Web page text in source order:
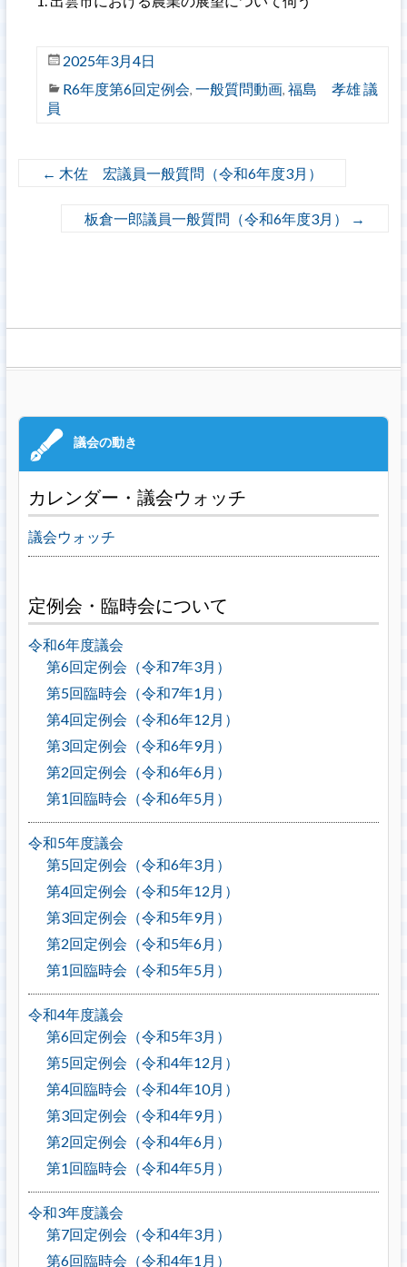
2025年3月4日
R6年度第6回定例会, 一般質問動画, 福島 孝雄 議
員
← 木佐 宏議員一般質問（令和6年度3月）
板倉一郎議員一般質問（令和6年度3月） →
カレンダー・議会ウォッチ
議会ウォッチ
定例会・臨時会について
令和6年度議会
第6回定例会（令和7年3月）
第5回臨時会（令和7年1月）
第4回定例会（令和6年12月）
第3回定例会（令和6年9月）
第2回定例会（令和6年6月）
第1回臨時会（令和6年5月）
令和5年度議会
第5回定例会（令和6年3月）
第4回定例会（令和5年12月）
第3回定例会（令和5年9月）
第2回定例会（令和5年6月）
第1回臨時会（令和5年5月）
令和4年度議会
第6回定例会（令和5年3月）
第5回定例会（令和4年12月）
第4回臨時会（令和4年10月）
第3回定例会（令和4年9月）
第2回定例会（令和4年6月）
第1回臨時会（令和4年5月）
令和3年度議会
第7回定例会（令和4年3月）
第6回臨時会（令和4年1月）